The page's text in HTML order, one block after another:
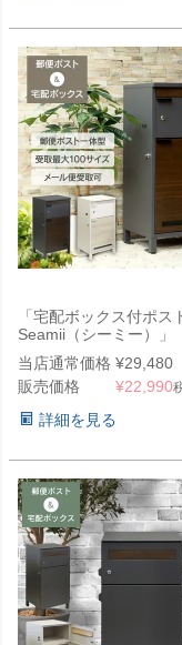
「宅配ボックス付ポス
Seamii（シーミー）」
当店通常価格 ¥29,480
販売価格
¥22,990
詳細を見る